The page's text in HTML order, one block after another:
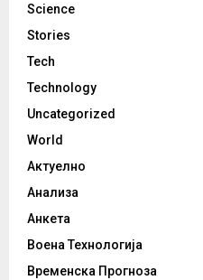
Science
Stories
Tech
Technology
Uncategorized
World
Актуелно
Анализа
Анкета
Воена Технологија
Временска Прогноза